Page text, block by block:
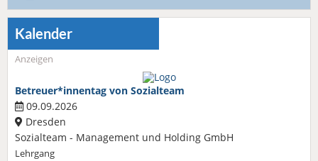
Kalender
Anzeigen
Betreuer*innentag von Sozialteam
09.09.2026
Dresden
Sozialteam - Management und Holding GmbH
Lehrgang